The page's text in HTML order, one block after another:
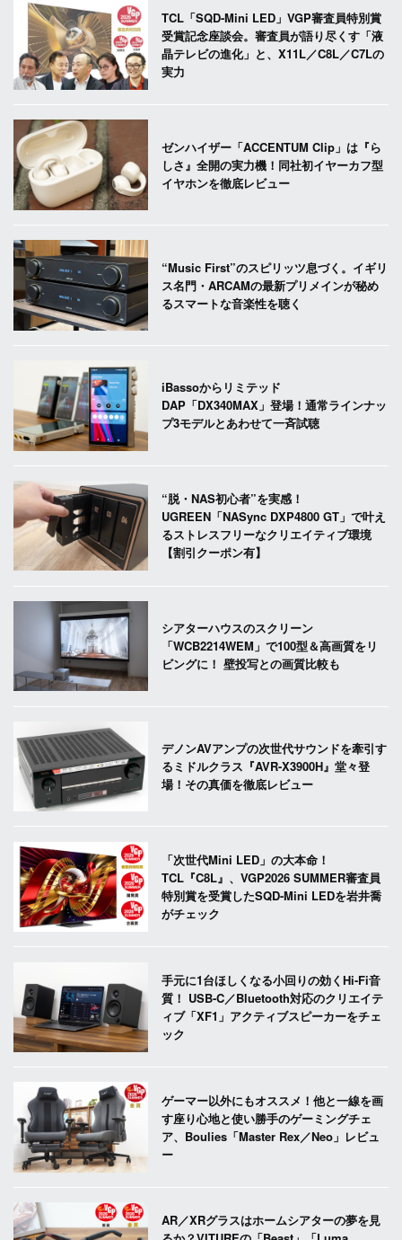
TCL「SQD-Mini LED」VGP審査員特別賞
受賞記念座談会。審査員が語り尽くす「液
晶テレビの進化」と、X11L／C8L／C7Lの
実力
ゼンハイザー「ACCENTUM Clip」は『ら
しさ』全開の実力機！同社初イヤーカフ型
イヤホンを徹底レビュー
“Music First”のスピリッツ息づく。イギリ
ス名門・ARCAMの最新プリメインが秘め
るスマートな音楽性を聴く
iBassoからリミテッド
DAP「DX340MAX」登場！通常ラインナッ
プ3モデルとあわせて一斉試聴
“脱・NAS初心者”を実感！
UGREEN「NASync DXP4800 GT」で叶え
るストレスフリーなクリエイティブ環境
【割引クーポン有】
シアターハウスのスクリーン
「WCB2214WEM」で100型＆高画質をリ
ビングに！ 壁投写との画質比較も
デノンAVアンプの次世代サウンドを牽引す
るミドルクラス『AVR-X3900H』堂々登
場！その真価を徹底レビュー
「次世代Mini LED」の大本命！
TCL『C8L』、VGP2026 SUMMER審査員
特別賞を受賞したSQD-Mini LEDを岩井喬
がチェック
手元に1台ほしくなる小回りの効くHi-Fi音
質！ USB-C／Bluetooth対応のクリエイテ
ィブ「XF1」アクティブスピーカーをチェ
ック
ゲーマー以外にもオススメ！他と一線を画
す座り心地と使い勝手のゲーミングチェ
ア、Boulies「Master Rex／Neo」レビュ
ー
AR／XRグラスはホームシアターの夢を見